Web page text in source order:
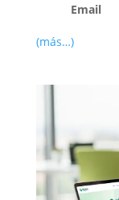
Email
(más…)